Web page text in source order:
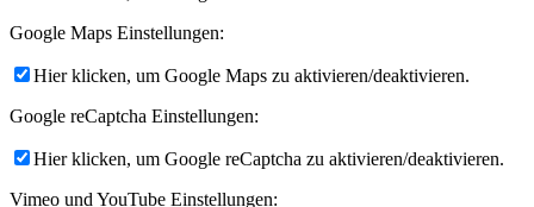
Google Maps Einstellungen:
Hier klicken, um Google Maps zu aktivieren/deaktivieren.
Google reCaptcha Einstellungen:
Hier klicken, um Google reCaptcha zu aktivieren/deaktivieren.
Vimeo und YouTube Einstellungen: